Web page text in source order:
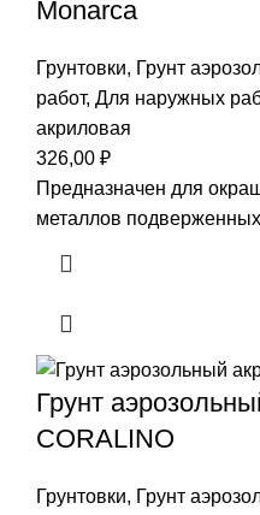
Monarca
Грунтовки, Грунт
работ, Для наружных
акриловая
326,00 ₽
Предназначен для
металлов
Грунт
CORALINO
Грунтовки, Грунт